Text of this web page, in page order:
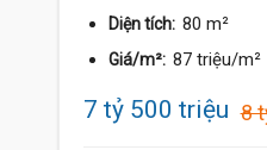
Diện tích: 80 m²
Giá/m²: 87 triệu/m²
7 tỷ 500 triệu 8